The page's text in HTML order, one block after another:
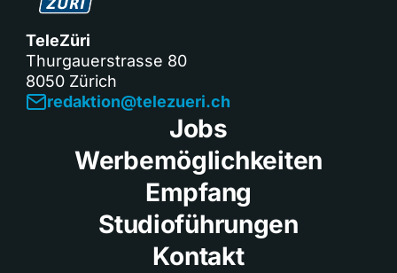
TeleZüri
Thurgauerstrasse 80
8050 Zürich
redaktion@telezueri.ch
Jobs
Werbemöglichkeiten
Empfang
Studioführungen
Kontakt